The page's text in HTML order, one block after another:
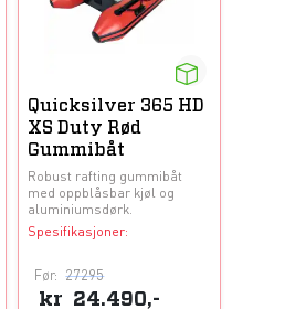
Quicksilver 365 HD
XS Duty Rød
Gummibåt
Robust rafting gummibåt
med oppblåsbar kjøl og
aluminiumsdørk.
Spesifikasjoner:
Før: 27295
kr 24.490,-